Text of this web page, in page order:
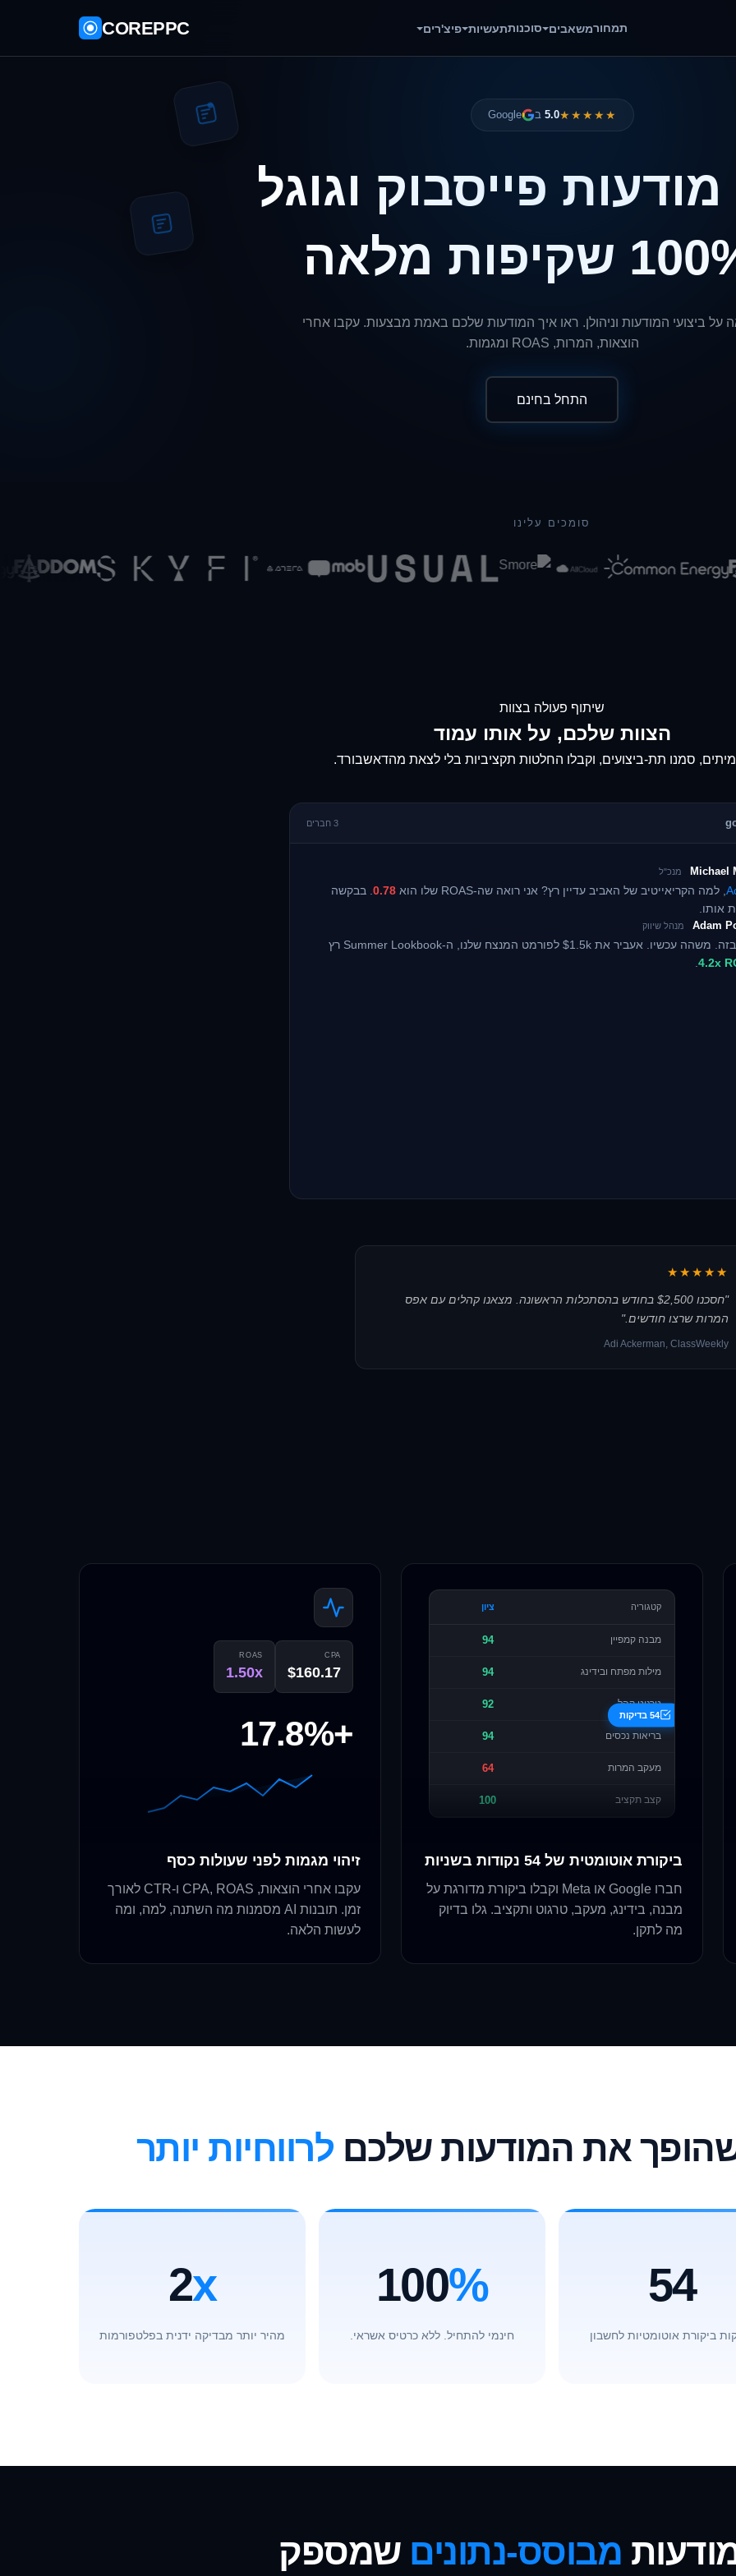
COREPPC פיצ'רים תעשיותסוכנות משאביםתמחור
★★★★★
5.0 ב Google
מודעות פייסבוק וגוגל
על ביצועי המודעות וניהולן. ראו איך המודעות שלכם באמת מבצעות. עקבו אחרי
הוצאות, המרות, ROAS ומגמות.
התחל בחינם
סומכים עלינו
שיתוף פעולה בצוות
הצוות שלכם, על אותו עמוד
סמנו תת-ביצועים, וקבלו החלטות תקציביות בלי לצאת מהדאשבורד.
3 חברים
Michael מנכ"ל
, למה הקריאייטיב של האביב עדיין רץ? אני רואה שה-ROAS שלו הוא 0.78 . בבקשה
אותו.
Adam מנהל שיווק
מטפל בזה. משהה עכשיו. אעביר את $1.5k לפורמט המנצח שלנו, ה-Summer Lookbook רץ
4.2x
★★★★★
"חסכנו $2,500 בחודש בהסתכלות הראשונה. מצאנו קהלים עם אפס
המרות שרצו חודשים."
Adi Ackerman, ClassWeekly
קטגוריה ציון
מבנה קמפיין 94
מילות מפתח ובידינג 94
טרגוט קהל 92
בריאות נכסים 94
מעקב המרות 64
קצב תקציב 100
54 בדיקות
ביקורת אוטומטית של 54 נקודות בשניות
חברו Google או Meta וקבלו ביקורת מדורגת על
מבנה, בידינג, מעקב, טרגוט ותקציב. גלו בדיוק
מה לתקן.
CPA
$160.17
ROAS
1.50x
+17.8%
זיהוי מגמות לפני שעולות כסף
עקבו אחרי הוצאות, CPA, ROAS ו-CTR לאורך
זמן. תובנות AI מסמנות מה השתנה, למה, ומה
לעשות הלאה.
את המודעות שלכם לרווחיות יותר
54
ביקורת אוטומטיות לחשבון
100%
חינמי להתחיל. ללא כרטיס אשראי.
2x
מהיר יותר מבדיקה ידנית בפלטפורמות
מבוסס-נתונים שמספק